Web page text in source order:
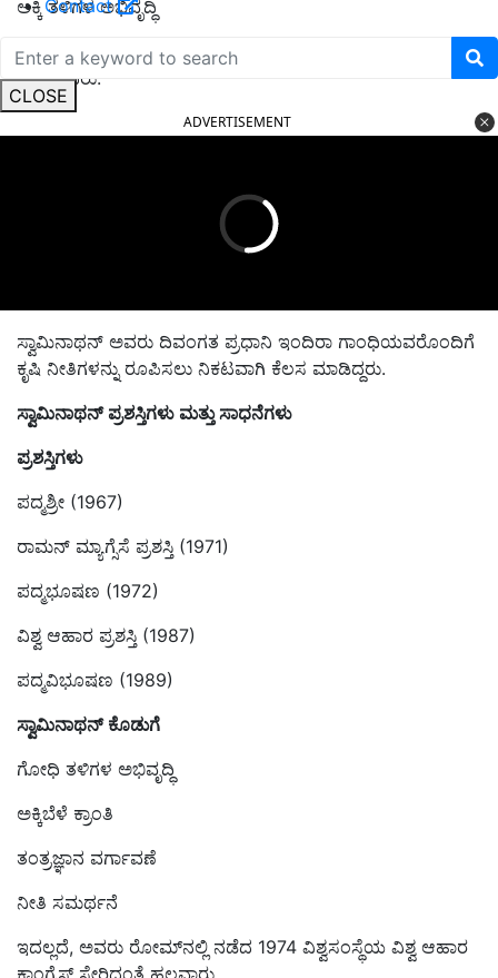
Contact
CLOSE
ಅಕ್ಕಿ ತಳಿಗಳ ಅಭಿವೃದ್ಧಿ
ಮತ್ತು ಪ್ರಚಾರ ಮಾಡಿದರು. ಬರಗಾಲದ ಸುಳಿಯಲ್ಲಿ ತತ್ತರಿಸುತ್ತಿದ್ದ ದೇಶವನ್ನು
ಕಾಪಾಡಿದರು.
ADVERTISEMENT
ಸ್ವಾಮಿನಾಥನ್ ಅವರು ದಿವಂಗತ ಪ್ರಧಾನಿ ಇಂದಿರಾ ಗಾಂಧಿಯವರೊಂದಿಗೆ
ಕೃಷಿ ನೀತಿಗಳನ್ನು ರೂಪಿಸಲು ನಿಕಟವಾಗಿ ಕೆಲಸ ಮಾಡಿದ್ದರು.
ಸ್ವಾಮಿನಾಥನ್ ಪ್ರಶಸ್ತಿಗಳು ಮತ್ತು ಸಾಧನೆಗಳು
ಪ್ರಶಸ್ತಿಗಳು
ಪದ್ಮಶ್ರೀ (1967)
ರಾಮನ್ ಮ್ಯಾಗ್ಸೆಸೆ ಪ್ರಶಸ್ತಿ (1971)
ಪದ್ಮಭೂಷಣ (1972)
ವಿಶ್ವ ಆಹಾರ ಪ್ರಶಸ್ತಿ (1987)
ಪದ್ಮವಿಭೂಷಣ (1989)
ಸ್ವಾಮಿನಾಥನ್‌ ಕೊಡುಗೆ
ಗೋಧಿ ತಳಿಗಳ ಅಭಿವೃದ್ಧಿ
ಅಕ್ಕಿಬೆಳೆ ಕ್ರಾಂತಿ
ತಂತ್ರಜ್ಞಾನ ವರ್ಗಾವಣೆ
ನೀತಿ ಸಮರ್ಥನೆ
ಇದಲ್ಲದೆ, ಅವರು ರೋಮ್‌ನಲ್ಲಿ ನಡೆದ 1974 ವಿಶ್ವಸಂಸ್ಥೆಯ ವಿಶ್ವ ಆಹಾರ